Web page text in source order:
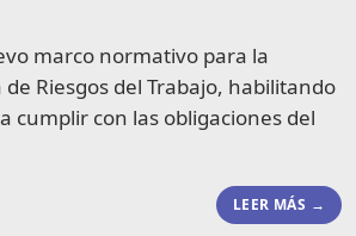
marco normativo para la
Riesgos del Trabajo, habilitando
cumplir con las obligaciones del
LEER MÁS →